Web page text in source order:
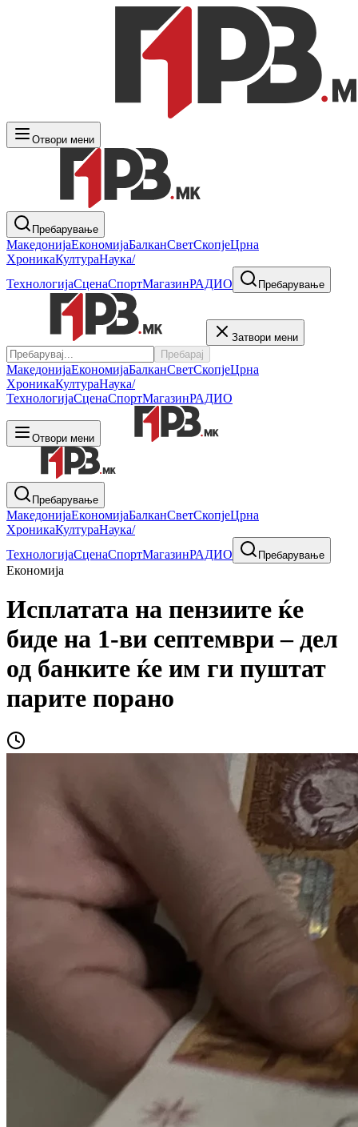
Отвори мени
Пребарување
МакедонијаЕкономијаБалканСветСкопјеЦрна
ХроникаКултураНаука/
ТехнологијаСценаСпортМагазинРАДИО Пребарување
Затвори мени
Пребарај
МакедонијаЕкономијаБалканСветСкопјеЦрна
ХроникаКултураНаука/
ТехнологијаСценаСпортМагазинРАДИО
Отвори мени
Пребарување
МакедонијаЕкономијаБалканСветСкопјеЦрна
ХроникаКултураНаука/
ТехнологијаСценаСпортМагазинРАДИО Пребарување
Економија
Исплатата на пензиите ќе
биде на 1-ви септември – дел
од банките ќе им ги пуштат
парите порано